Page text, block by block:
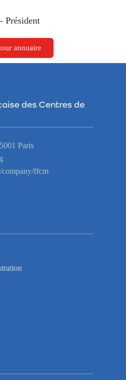
Président
annuaire
des Centres de
Paris
ffcm